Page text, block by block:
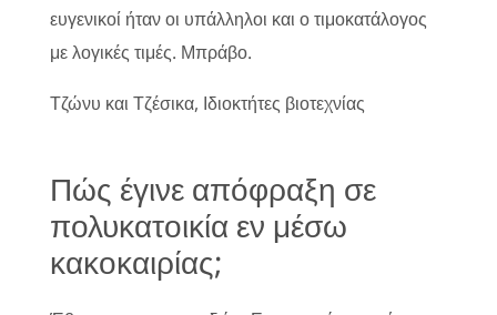
ευγενικοί ήταν οι υπάλληλοι και ο τιμοκατάλογος
με λογικές τιμές. Μπράβο.
Τζώνυ και Τζέσικα, Ιδιοκτήτες βιοτεχνίας
Πώς έγινε απόφραξη σε
πολυκατοικία εν μέσω
κακοκαιρίας;